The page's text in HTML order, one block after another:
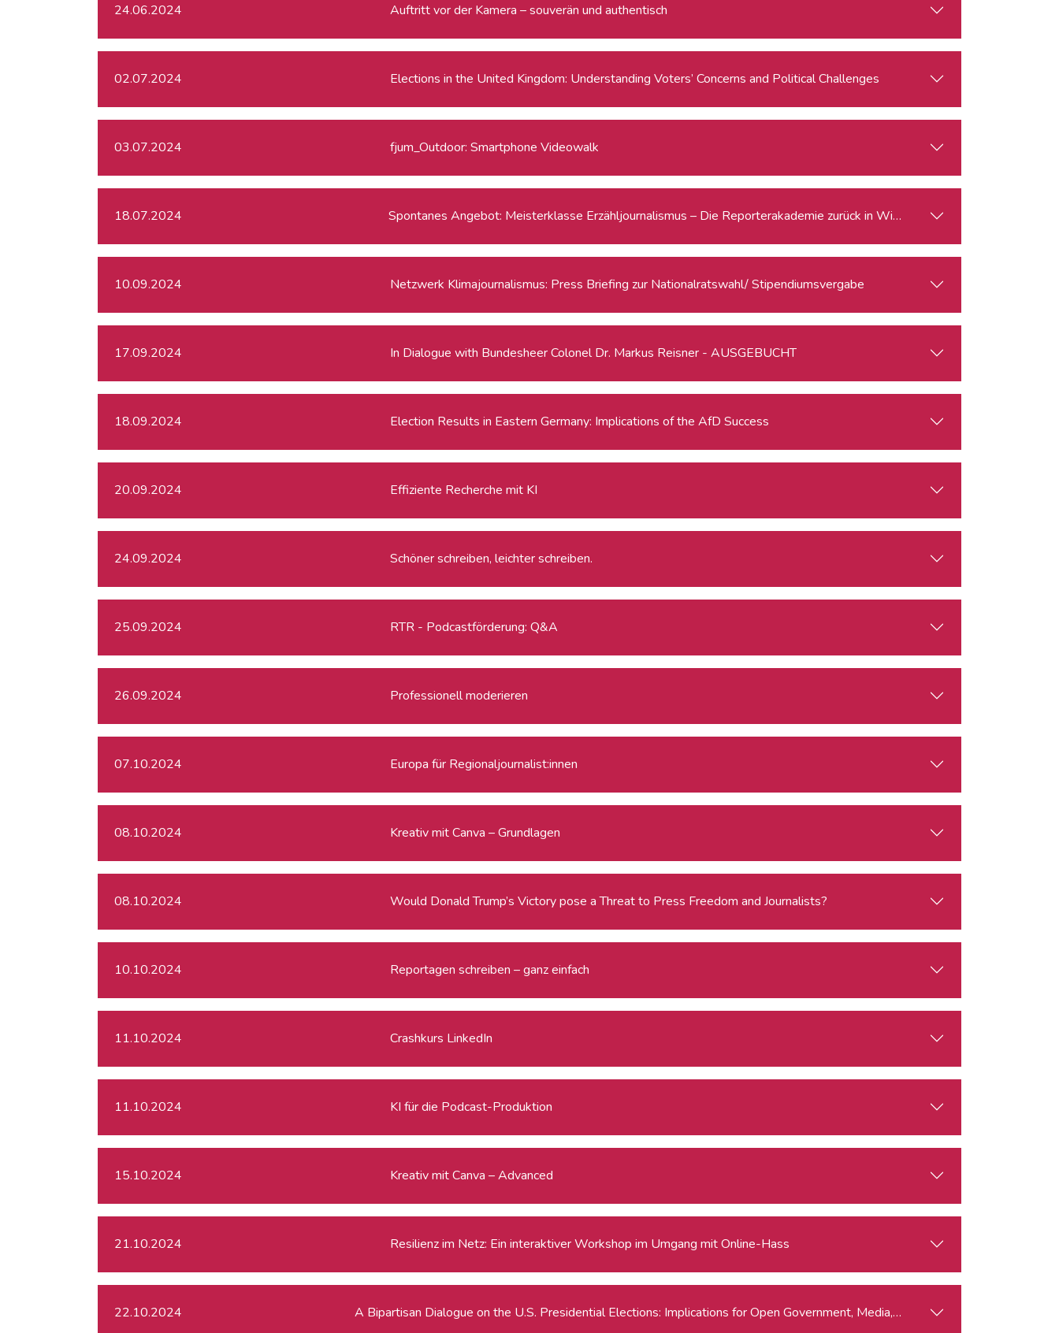
24.06.2024 Auftritt vor der Kamera – souverän und authentisch
02.07.2024 Elections in the United Kingdom: Understanding Voters’ Concerns and Political Challenges
03.07.2024 fjum_Outdoor: Smartphone Videowalk
18.07.2024 Spontanes Angebot: Meisterklasse Erzähljournalismus – Die Reporterakademie zurück in Wien
10.09.2024 Netzwerk Klimajournalismus: Press Briefing zur Nationalratswahl/ Stipendiumsvergabe
17.09.2024 In Dialogue with Bundesheer Colonel Dr. Markus Reisner - AUSGEBUCHT
18.09.2024 Election Results in Eastern Germany: Implications of the AfD Success
20.09.2024 Effiziente Recherche mit KI
24.09.2024 Schöner schreiben, leichter schreiben.
25.09.2024 RTR - Podcastförderung: Q&A
26.09.2024 Professionell moderieren
07.10.2024 Europa für Regionaljournalist:innen
08.10.2024 Kreativ mit Canva – Grundlagen
08.10.2024 Would Donald Trump’s Victory pose a Threat to Press Freedom and Journalists?
10.10.2024 Reportagen schreiben – ganz einfach
11.10.2024 Crashkurs LinkedIn
11.10.2024 KI für die Podcast-Produktion
15.10.2024 Kreativ mit Canva – Advanced
21.10.2024 Resilienz im Netz: Ein interaktiver Workshop im Umgang mit Online-Hass
22.10.2024 A Bipartisan Dialogue on the U.S. Presidential Elections: Implications for Open Government, Media, and Civil Society